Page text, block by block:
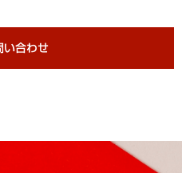
い合わせ